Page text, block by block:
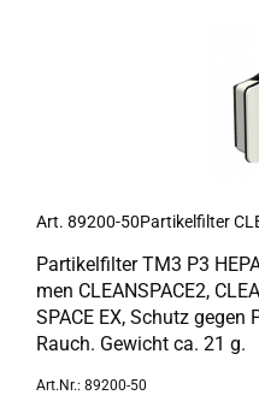
Art. 89200-​​50Partikelfilter
Par­ti­kel­fil­ter TM3 P3
men CLEANSPACE2,
SPACE EX, Schutz
Rauch. Ge­wicht ca. 21 g.
Art.Nr.: 89200-50